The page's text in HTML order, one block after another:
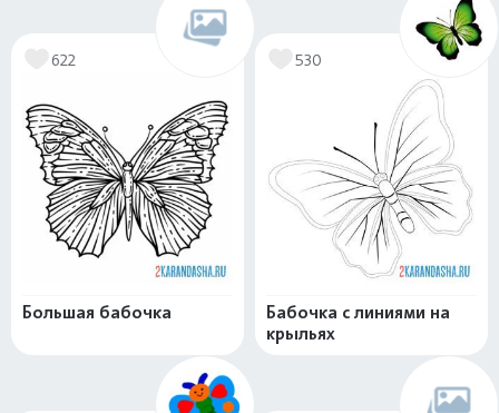
622
Большая бабочка
530
Бабочка с линиями на
крыльях